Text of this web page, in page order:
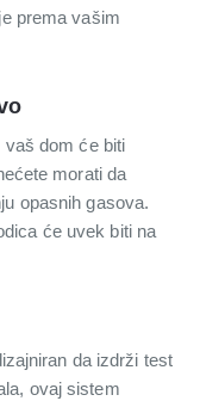
prema vašim
vaš dom će biti
morati da
opasnih gasova.
će uvek biti na
da izdrži test
ovaj sistem